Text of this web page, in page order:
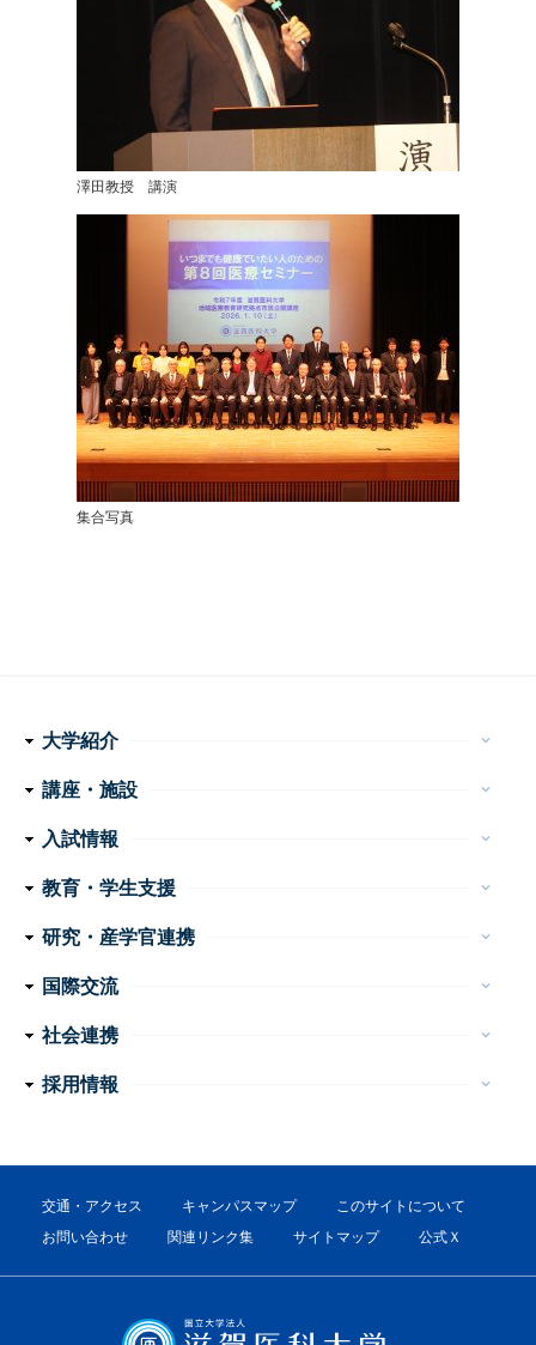
澤田教授 講演
集合写真
フ
タ
ー
ナ
ビ
ゲ
ー
ョ
ン
大学紹介 keyboard_arrow_down
理念・使命
学長メッセージ
特色ある取り組み
運営組織
情報公開
講座・施設 keyboard_arrow_down
医学科
看護学科
附属病院
センター・施設等
入試情報 keyboard_arrow_down
医学部 医学科・看護学科
大学院医学系研究科
大学案内
イベント
お問い合わせ
教育・学生支援 keyboard_arrow_down
教育
学生生活
特色ある教育プログラム
諸手続・諸証明
学生相談
研究・産学官連携 keyboard_arrow_down
産学官連携
重点プロジェクト・研究成果
研究支援
研究公正
国際交流 keyboard_arrow_down
外国人留学生の手引き
国際交流会館
社会連携 keyboard_arrow_down
公開講座
高大連携
地域医療教育研究拠点
震災支援
採用情報 keyboard_arrow_down
フ
交通・アクセス キャンパスマップ
このサイトについて
お問い合わせ
関連リンク集 サイトマップ 公式Ｘ